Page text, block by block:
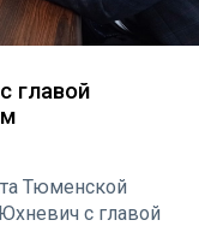
главой
Тюменской
с главой